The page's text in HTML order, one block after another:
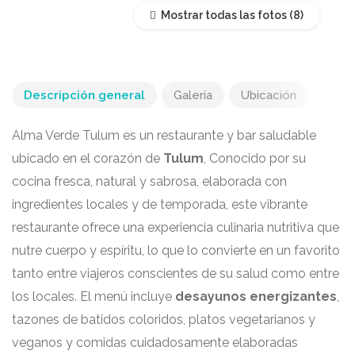
Mostrar todas las fotos
Descripción general Galería Ubicación
Alma Verde Tulum es un restaurante y bar saludable
ubicado en el corazón de Tulum, Conocido por su
cocina fresca, natural y sabrosa, elaborada con
ingredientes locales y de temporada, este vibrante
restaurante ofrece una experiencia culinaria nutritiva que
nutre cuerpo y espíritu, lo que lo convierte en un favorito
tanto entre viajeros conscientes de su salud como entre
los locales. El menú incluye desayunos energizantes,
tazones de batidos coloridos, platos vegetarianos y
veganos y comidas cuidadosamente elaboradas